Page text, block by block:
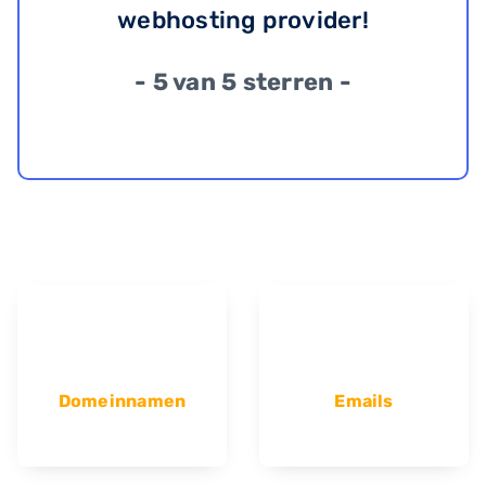
webhosting provider!
- 5 van 5 sterren -
Domeinnamen Emails